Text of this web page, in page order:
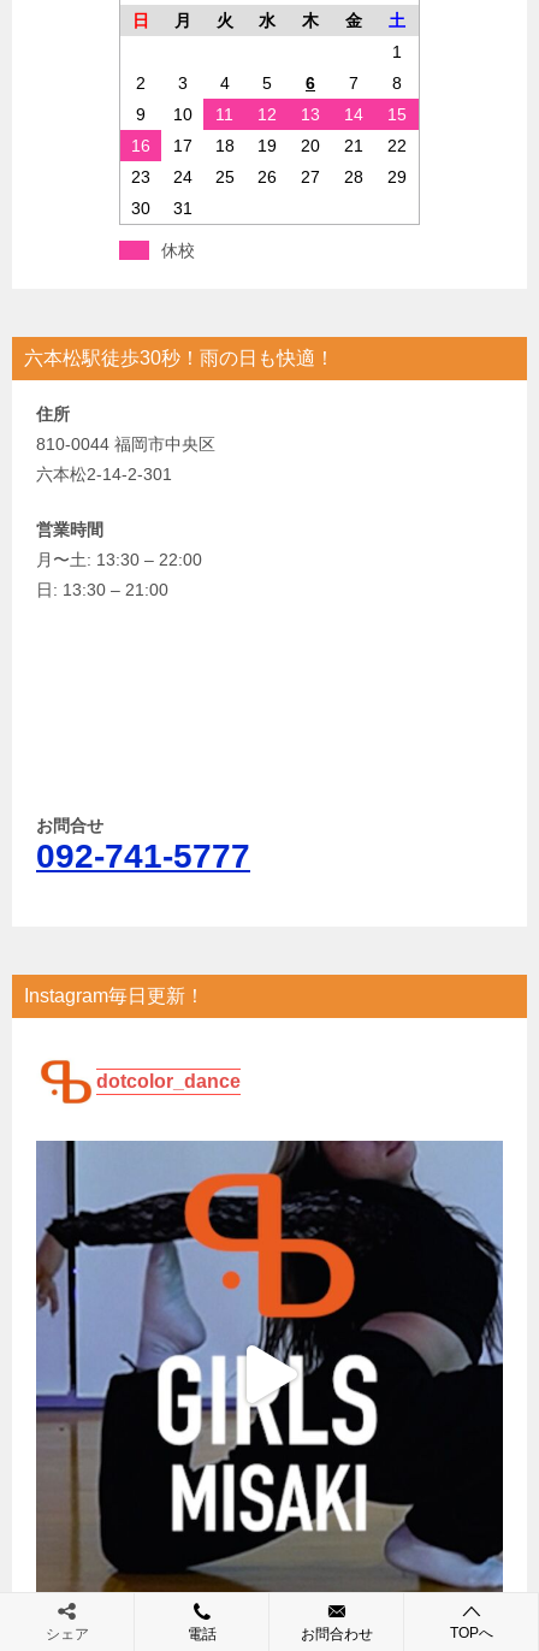
日
月 火 水 木 金
土
1
2
3 4 5 6 7
8
9
10 11 12 13 14
15
16
17 18 19 20 21
22
23
24 25 26 27 28
29
30
31
休校
六本松駅徒歩30秒！雨の日も快適！
住所
810-0044 福岡市中央区
六本松2-14-2-301
営業時間
月〜土: 13:30 – 22:00
日: 13:30 – 21:00
お問合せ
092-741-5777
Instagram毎日更新！
dotcolor_dance
シェア 電話 お問合わせ TOPへ